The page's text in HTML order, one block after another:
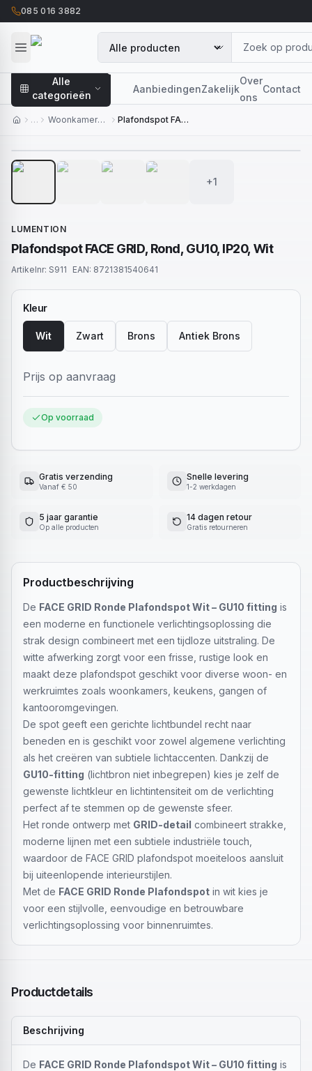
085 016 3882
Alle
categorieën
AanbiedingenZakelijk
Over
ons
Contact
… Woonkamerverlichting
Plafondspot FACE GRID, Rond, GU10, IP20, Wit
+1
LUMENTION
Plafondspot FACE GRID, Rond, GU10, IP20, Wit
Artikelnr: S911 EAN: 8721381540641
Kleur
Wit Zwart Brons Antiek Brons
Prijs op aanvraag
Op voorraad
Gratis verzending
Vanaf € 50
Snelle levering
1-2 werkdagen
5 jaar garantie
Op alle producten
14 dagen retour
Gratis retourneren
Productbeschrijving
De FACE GRID Ronde Plafondspot Wit – GU10 fitting is
een moderne en functionele verlichtingsoplossing die
strak design combineert met een tijdloze uitstraling. De
witte afwerking zorgt voor een frisse, rustige look en
maakt deze plafondspot geschikt voor diverse woon- en
werkruimtes zoals woonkamers, keukens, gangen of
kantooromgevingen.
De spot geeft een gerichte lichtbundel recht naar
beneden en is geschikt voor zowel algemene verlichting
als het creëren van subtiele lichtaccenten. Dankzij de
GU10-fitting (lichtbron niet inbegrepen) kies je zelf de
gewenste lichtkleur en lichtintensiteit om de verlichting
perfect af te stemmen op de gewenste sfeer.
Het ronde ontwerp met GRID-detail combineert strakke,
moderne lijnen met een subtiele industriële touch,
waardoor de FACE GRID plafondspot moeiteloos aansluit
bij uiteenlopende interieurstijlen.
Met de FACE GRID Ronde Plafondspot in wit kies je
voor een stijlvolle, eenvoudige en betrouwbare
verlichtingsoplossing voor binnenruimtes.
Productdetails
Beschrijving
De FACE GRID Ronde Plafondspot Wit – GU10 fitting is